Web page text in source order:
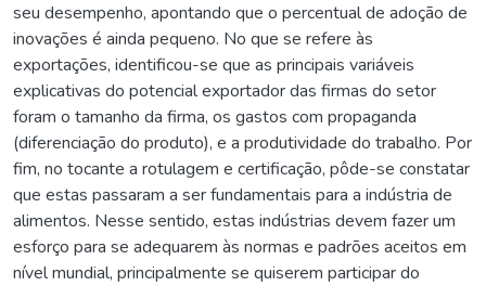
seu desempenho, apontando que o percentual de adoção de
inovações é ainda pequeno. No que se refere às
exportações, identificou-se que as principais variáveis
explicativas do potencial exportador das firmas do setor
foram o tamanho da firma, os gastos com propaganda
(diferenciação do produto), e a produtividade do trabalho. Por
fim, no tocante a rotulagem e certificação, pôde-se constatar
que estas passaram a ser fundamentais para a indústria de
alimentos. Nesse sentido, estas indústrias devem fazer um
esforço para se adequarem às normas e padrões aceitos em
nível mundial, principalmente se quiserem participar do